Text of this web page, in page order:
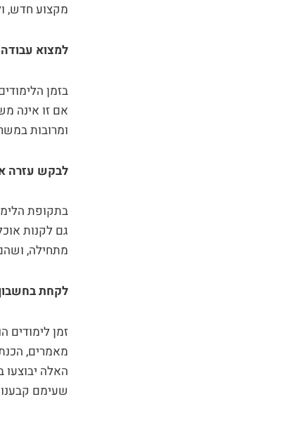
מקצוע חדש,
למצוא
בזמן
אם זו אינה
ומרובות
לבקש עזרה
בתקופת
גם לקנות
מתחילה,
לקחת
זמן לימודים
מאמרים,
האלה
שעימם